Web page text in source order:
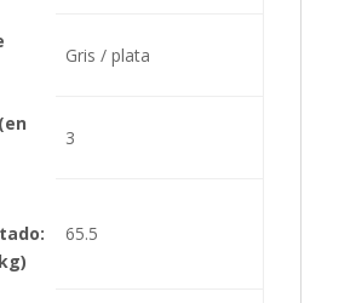
Gris / plata
3
65.5